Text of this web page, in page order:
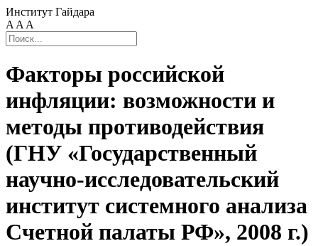
Институт Гайдара
A A A
Факторы российской
инфляции: возможности и
методы противодействия
(ГНУ «Государственный
научно-исследовательский
институт системного анализа
Счетной палаты РФ», 2008 г.)